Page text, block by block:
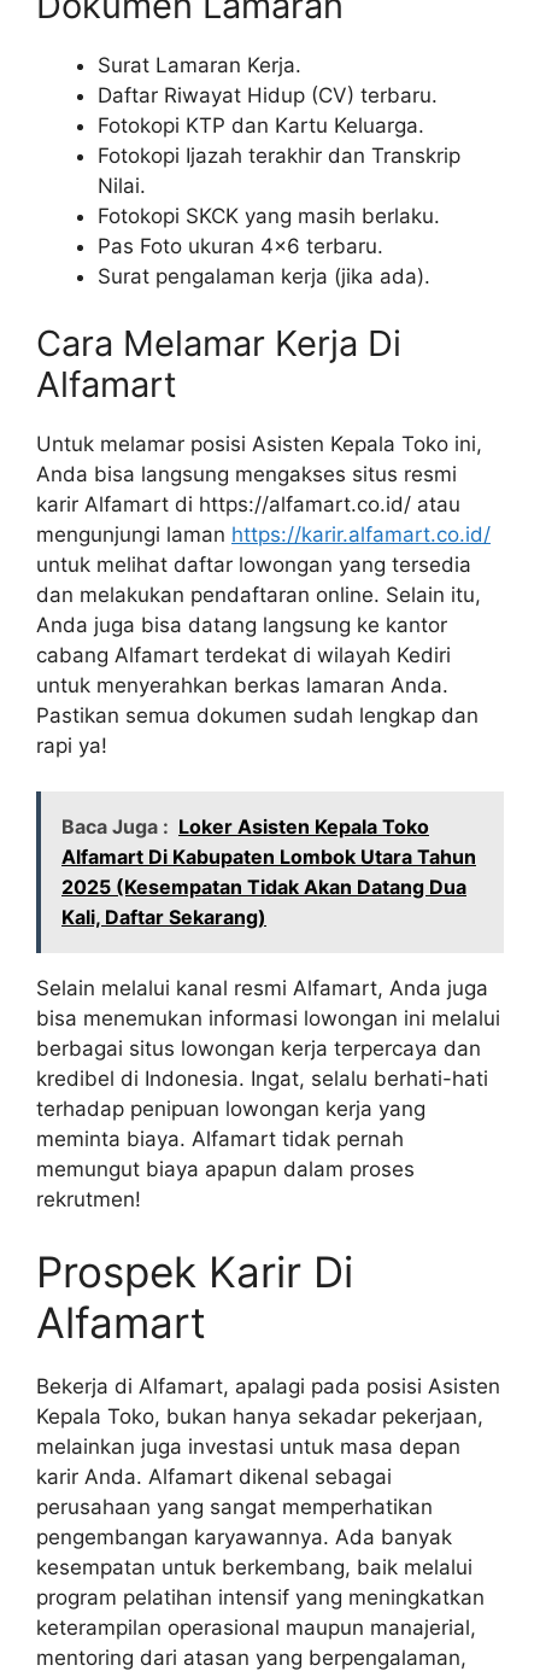
Surat Lamaran Kerja.
Daftar Riwayat Hidup (CV) terbaru.
Fotokopi KTP dan Kartu Keluarga.
Fotokopi Ijazah terakhir dan Transkrip
Nilai.
Fotokopi SKCK yang masih berlaku.
Pas Foto ukuran 4×6 terbaru.
Surat pengalaman kerja (jika ada).
Cara Melamar Kerja Di
Alfamart
Untuk melamar posisi Asisten Kepala Toko ini,
Anda bisa langsung mengakses situs resmi
karir Alfamart di https://alfamart.co.id/ atau
mengunjungi laman https://karir.alfamart.co.id/
untuk melihat daftar lowongan yang tersedia
dan melakukan pendaftaran online. Selain itu,
Anda juga bisa datang langsung ke kantor
cabang Alfamart terdekat di wilayah Kediri
untuk menyerahkan berkas lamaran Anda.
Pastikan semua dokumen sudah lengkap dan
rapi ya!
Baca Juga : Loker Asisten Kepala Toko
Alfamart Di Kabupaten Lombok Utara Tahun
2025 (Kesempatan Tidak Akan Datang Dua
Kali, Daftar Sekarang)
Selain melalui kanal resmi Alfamart, Anda juga
bisa menemukan informasi lowongan ini melalui
berbagai situs lowongan kerja terpercaya dan
kredibel di Indonesia. Ingat, selalu berhati-hati
terhadap penipuan lowongan kerja yang
meminta biaya. Alfamart tidak pernah
memungut biaya apapun dalam proses
rekrutmen!
Prospek Karir Di
Alfamart
Bekerja di Alfamart, apalagi pada posisi Asisten
Kepala Toko, bukan hanya sekadar pekerjaan,
melainkan juga investasi untuk masa depan
karir Anda. Alfamart dikenal sebagai
perusahaan yang sangat memperhatikan
pengembangan karyawannya. Ada banyak
kesempatan untuk berkembang, baik melalui
program pelatihan intensif yang meningkatkan
keterampilan operasional maupun manajerial,
mentoring dari atasan yang berpengalaman,